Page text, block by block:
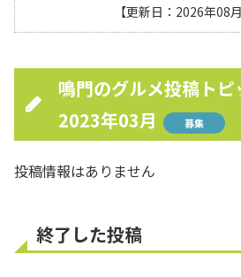
【更新日：2026年08
鳴門のグルメ投稿ト
2023年03月
募集
投稿情報はありません
終了した投稿